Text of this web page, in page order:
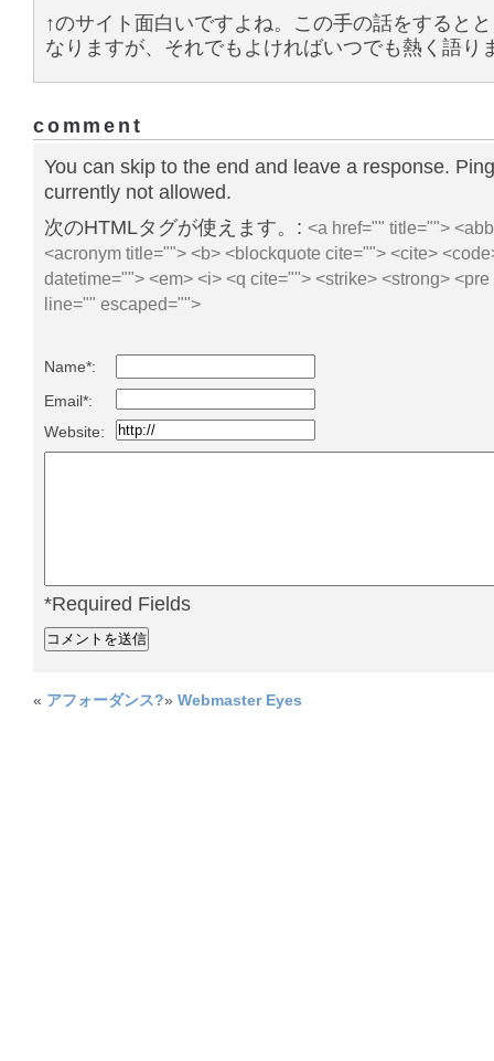
↑のサイト面白いですよね。この手の話をすると
なりますが、それでもよければいつでも熱く語り
comment
You can skip to the end and leave a response.
currently not allowed.
次のHTMLタグが使えます。: <a href="" title="">
<acronym title=""> <b> <blockquote cite=""> <cite>
datetime=""> <em> <i> <q cite=""> <strike> <strong>
line="" escaped="">
Name*:
Email*:
Website:
*Required Fields
« アフォーダンス?» Webmaster Eyes